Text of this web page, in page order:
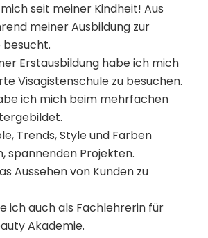
seit meiner Kindheit! Aus
meiner Ausbildung zur
besucht.
Erstausbildung habe ich mich
Visagistenschule zu besuchen.
ich mich beim mehrfachen
Trends, Style und Farben
spannenden Projekten.
Aussehen von Kunden zu
ich auch als Fachlehrerin für
Akademie.